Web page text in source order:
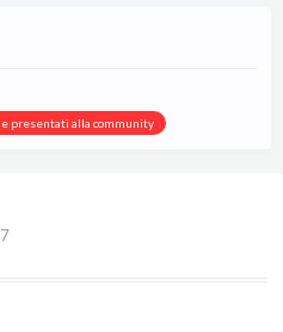
e presentati alla community